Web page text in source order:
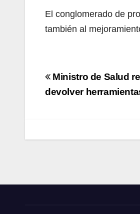
El conglomerado de
también al
Navegación
de
Ministro de Salud
devolver